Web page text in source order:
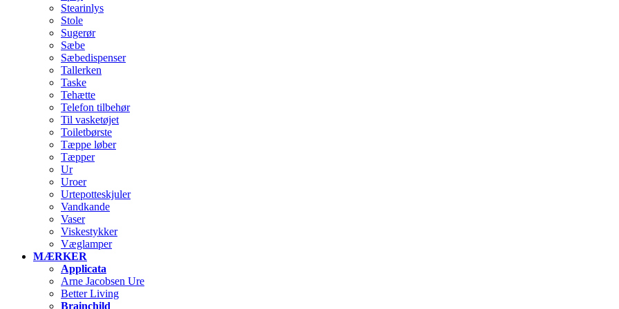
Stearinlys
Stole
Sugerør
Sæbe
Sæbedispenser
Tallerken
Taske
Tehætte
Telefon tilbehør
Til vasketøjet
Toiletbørste
Tæppe løber
Tæpper
Ur
Uroer
Urtepotteskjuler
Vandkande
Vaser
Viskestykker
Væglamper
MÆRKER
Applicata
Arne Jacobsen Ure
Better Living
Brainchild